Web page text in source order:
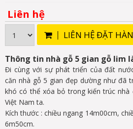
Liên hệ
LIÊN HỆ ĐẶT
Thông tin nhà gỗ 5 gian gỗ lim
Đi cùng với sự phát triển của đất
căn nhà gỗ 5 gian đẹp dường như đã
khó có thể xóa bỏ trong kiến trúc
Việt Nam ta.
Kích thước : chiều ngang 14m00cm,
6m50cm.